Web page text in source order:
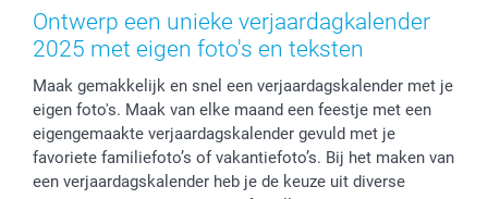
Herroepingsrecht
Privacy
Reviews
Prijslijst
Investor Relations
Mijn orderstatus
smartbonus
service@smartphoto.nl
Affiliate partnerprogramma
Partnerships
Influencer partnerprogramma
Baby
Moederdag
Huwelijk
Ontwerp een unieke verjaardagkalender
2025 met eigen foto's en teksten
Maak gemakkelijk en snel een verjaardagskalender met je
eigen foto's. Maak van elke maand een feestje met een
eigengemaakte verjaardagskalender gevuld met je
favoriete familiefoto’s of vakantiefoto’s. Bij het maken van
een verjaardagskalender heb je de keuze uit diverse